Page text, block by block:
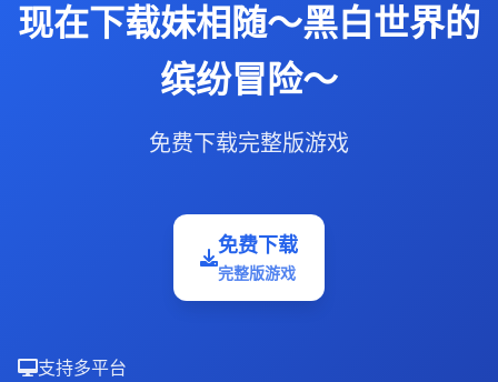
现在下载妹相随～黑白世界的
缤纷冒险～
免费下载完整版游戏
免费下载
完整版游戏
支持多平台